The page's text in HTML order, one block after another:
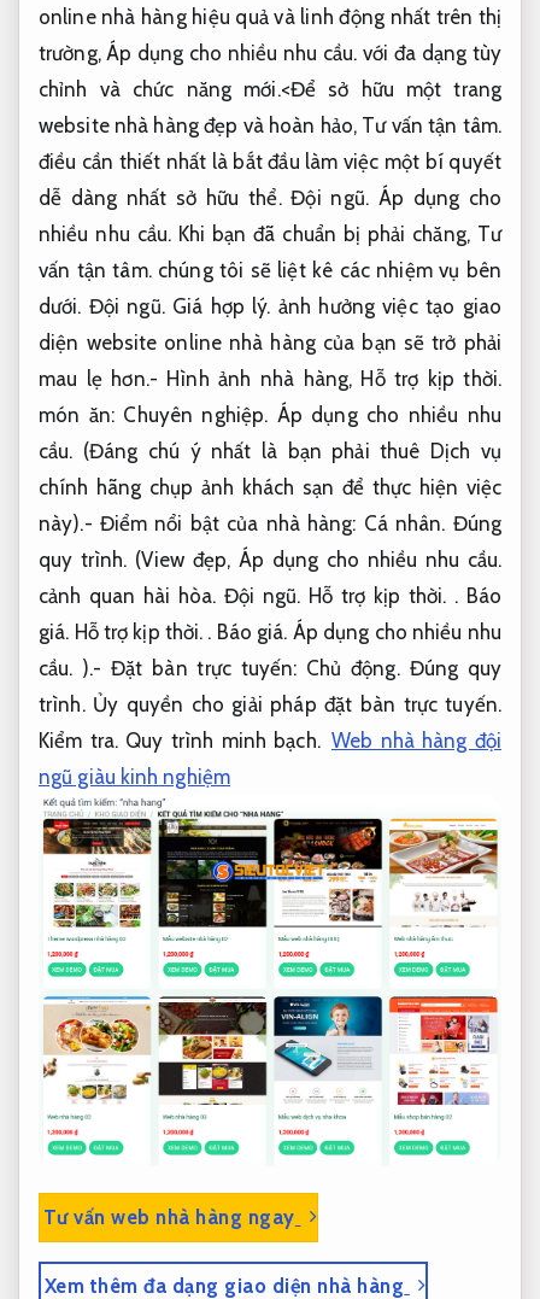
online nhà hàng hiệu quả và linh động nhất trên thị
trường,Áp dụng cho nhiều nhu cầu. với đa dạng tùy
chỉnh và chức năng mới.<Để sở hữu một trang
website nhà hàng đẹp và hoàn hảo, Tư vấn tận tâm.
điều cần thiết nhất là bắt đầu làm việc một bí quyết
dễ dàng nhất sở hữu thể.Đội ngũ. Áp dụng cho
nhiều nhu cầu. Khi bạn đã chuẩn bị phải chăng, Tư
vấn tận tâm.chúng tôi sẽ liệt kê các nhiệm vụ bên
dưới. Đội ngũ. Giá hợp lý. ảnh hưởng việc tạo giao
diện website online nhà hàng của bạn sẽ trở phải
mau lẹ hơn.- Hình ảnh nhà hàng, Hỗ trợ kịp thời.
món ăn: Chuyên nghiệp. Áp dụng cho nhiều nhu
cầu. (Đáng chú ý nhất là bạn phải thuê Dịch vụ
chính hãng chụp ảnh khách sạn để thực hiện việc
này).- Điểm nổi bật của nhà hàng: Cá nhân. Đúng
quy trình. (View đẹp,Áp dụng cho nhiều nhu cầu.
cảnh quan hài hòa.Đội ngũ. Hỗ trợ kịp thời. . Báo
giá. Hỗ trợ kịp thời. . Báo giá. Áp dụng cho nhiều nhu
cầu. ).- Đặt bàn trực tuyến: Chủ động. Đúng quy
trình.Ủy quyền cho giải pháp đặt bàn trực tuyến.
Kiểm tra. Quy trình minh bạch. Web nhà hàng đội
ngũ giàu kinh nghiệm
Tư vấn web nhà hàng ngay
Xem thêm đa dạng giao diện nhà hàng